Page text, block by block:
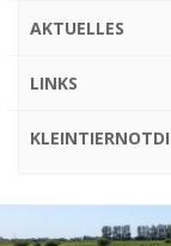
AKTUELLES
LINKS